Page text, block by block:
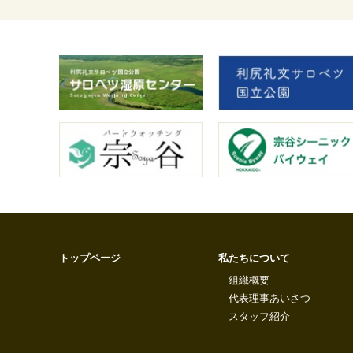
トップページ
私たちについて
組織概要
代表理事あいさつ
スタッフ紹介